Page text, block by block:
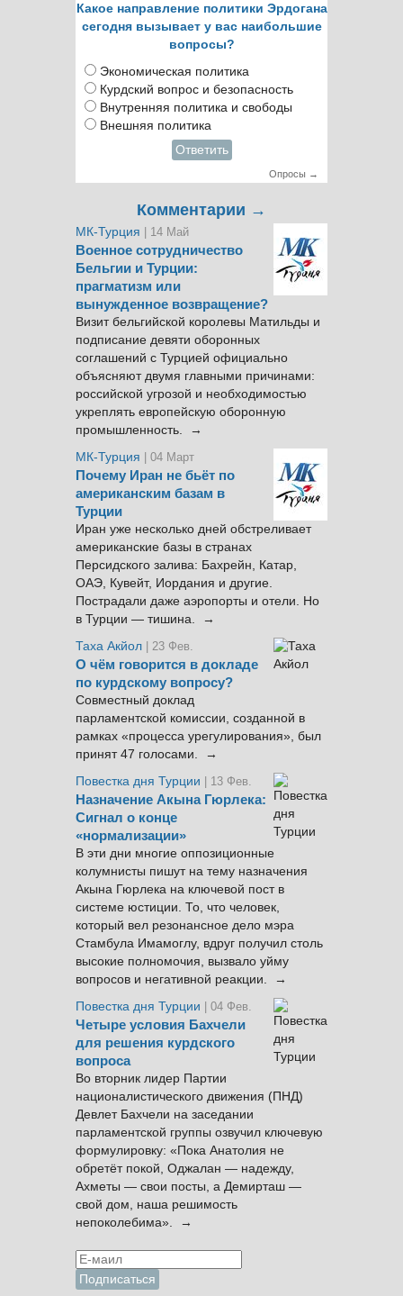
Какое направление политики Эрдогана
сегодня вызывает у вас наибольшие
вопросы?
Экономическая политика
Курдский вопрос и безопасность
Внутренняя политика и свободы
Внешняя политика
Ответить
Опросы →
Комментарии →
МК-Турция | 14 Май
Военное сотрудничество
Бельгии и Турции:
прагматизм или
вынужденное возвращение?
Визит бельгийской королевы Матильды и
подписание девяти оборонных
соглашений с Турцией официально
объясняют двумя главными причинами:
российской угрозой и необходимостью
укреплять европейскую оборонную
промышленность. →
МК-Турция
| 04 Март
Почему Иран не бьёт по
американским базам в
Турции
Иран уже несколько дней обстреливает
американские базы в странах
Персидского залива: Бахрейн, Катар,
ОАЭ, Кувейт, Иордания и другие.
Пострадали даже аэропорты и отели. Но
в Турции — тишина. →
Таха Акйол | 23 Фев.
О чём говорится в докладе
по курдскому вопросу?
Совместный доклад
парламентской комиссии, созданной в
рамках «процесса урегулирования», был
принят 47 голосами. →
Повестка дня Турции
| 13 Фев.
Назначение Акына Гюрлека:
Сигнал о конце
«нормализации»
В эти дни многие оппозиционные
колумнисты пишут на тему назначения
Акына Гюрлека на ключевой пост в
системе юстиции. То, что человек,
который вел резонансное дело мэра
Стамбула Имамоглу, вдруг получил столь
высокие полномочия, вызвало уйму
вопросов и негативной реакции. →
Повестка дня Турции
| 04 Фев.
Четыре условия Бахчели
для решения курдского
вопроса
Во вторник лидер Партии
националистического движения (ПНД)
Девлет Бахчели на заседании
парламентской группы озвучил ключевую
формулировку: «Пока Анатолия не
обретёт покой, Оджалан — надежду,
Ахметы — свои посты, а Демирташ —
свой дом, наша решимость
непоколебима». →